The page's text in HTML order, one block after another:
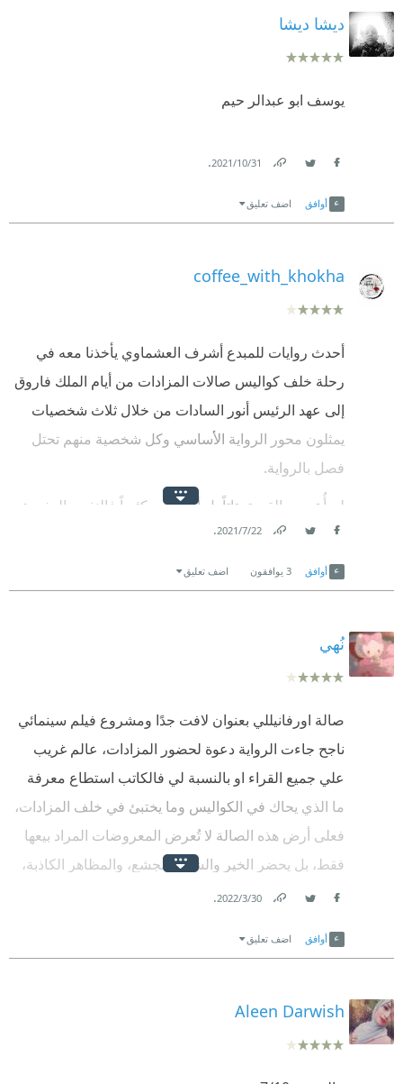
ديشا ديشا
يوسف ابو عبدالر حيم
31‏/10‏/2021
.
أوافق اضف تعليق
coffee_with_khokha
أحدث روايات للمبدع أشرف العشماوي يأخذنا معه في
رحلة خلف كواليس صالات المزادات من أيام الملك فاروق
إلى عهد الرئيس أنور السادات من خلال ثلاث شخصيات
يمثلون محور الرواية الأساسي وكل شخصية منهم تحتل
فصل بالرواية.
لم أُعجب بالقصة بتاتاً بل أزعجتني كثيراً فالنفس البشرية
وصفها لنا الكاتب بأبشع صورها واخسها دناءة فالجشع
والغش والخداع متأصل منذ عهد الملك فاروق وان دل ذلك
إلا على قدرة الكاتب وتمكنه بإيصال فكرته لنا.
أشاهد الرواية بإهتمامه بأدق التفاصيل والأحداث بسردٍ
متقن عجيب.
كل مره أقف عاجزة عن كتابة مراجعة تليق بما قرأت
فتخرج مراجعاتي باهتة مع أشرف العشماوي للأسف😔.
النجمة الرابعة مستحقة للكاتب.
.
.
.
.
22‏/7‏/2021
.
أوافق 3 يوافقون اضف تعليق
نُهي
صالة اورفانيللي بعنوان لافت جدًا ومشروع فيلم سينمائي
ناجح جاءت الرواية دعوة لحضور المزادات، عالم غريب
علي جميع القراء او بالنسبة لي فالكاتب استطاع معرفة
ما الذي يحاك في الكواليس وما يختبئ في خلف المزادات،
فعلى أرض هذه الصالة لا تُعرض المعروضات المراد بيعها
فقط، بل يحضر الخير والشر، والجشع، والمظاهر الكاذبة،
والسعي لنيل المكانة الوهمية، والكثير من المال المهدر.
أرض صالة أورفانيللي.
جاءت غريبة لا تدري هل تتعاطف معاها ام لا.
الرواية جميلة تدور في عهد الملكي حتي السبعينات من
30‏/3‏/2022
.
أوافق اضف تعليق
Aleen Darwish